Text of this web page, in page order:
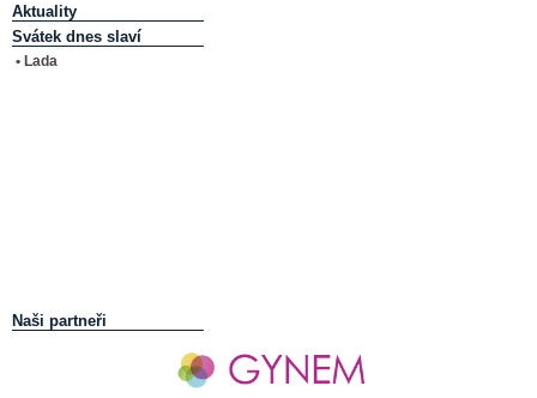
Aktuality
Svátek dnes slaví
• Lada
Naši partneři